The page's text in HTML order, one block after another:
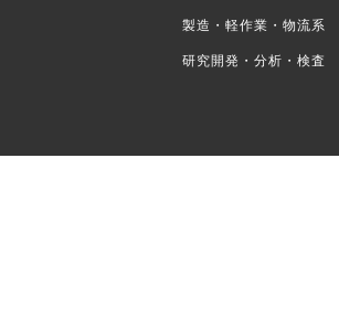
製造・軽作業・物流系
研究開発・分析・検査